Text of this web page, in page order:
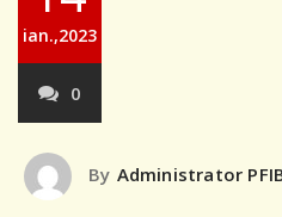
ian.,2023
0
By Administrator